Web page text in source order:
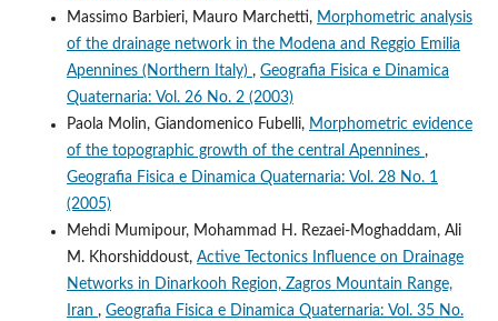
Massimo Barbieri, Mauro Marchetti, Morphometric analysis
of the drainage network in the Modena and Reggio Emilia
Apennines (Northern Italy) , Geografia Fisica e Dinamica
Quaternaria: Vol. 26 No. 2 (2003)
Paola Molin, Giandomenico Fubelli, Morphometric evidence
of the topographic growth of the central Apennines ,
Geografia Fisica e Dinamica Quaternaria: Vol. 28 No. 1
(2005)
Mehdi Mumipour, Mohammad H. Rezaei-Moghaddam, Ali
M. Khorshiddoust, Active Tectonics Influence on Drainage
Networks in Dinarkooh Region, Zagros Mountain Range,
Iran , Geografia Fisica e Dinamica Quaternaria: Vol. 35 No.